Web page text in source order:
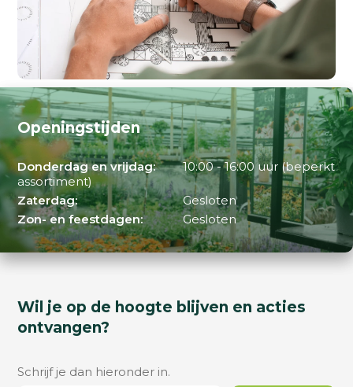
Openingstijden
Donderdag en vrijdag:
10:00 - 16:00 uur (beperkt
assortiment)
Zaterdag:
Gesloten
Zon- en feestdagen:
Gesloten
Wil je op de hoogte blijven en acties
ontvangen?
Schrijf je dan hieronder in.